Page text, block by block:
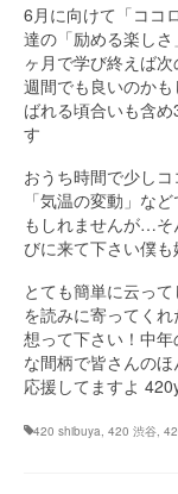
6月に向けて「ココ
達の「励める楽し
ヶ月で学び終えば
週間でも良いのか
ばれる頃合いも含
す
おうち時間で少し
「気温の変動」な
もしれませんが…そ
びに来て下さい僕
とても簡単に云っ
を読みに寄ってく
想って下さい！中
な間柄で皆さんの
応援してますよ
420 shibuya, 420 渋谷,